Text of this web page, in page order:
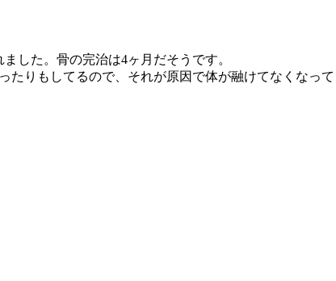
した。骨の完治は4ヶ月だそうです。
りもしてるので、それが原因で体が融けてなくなって